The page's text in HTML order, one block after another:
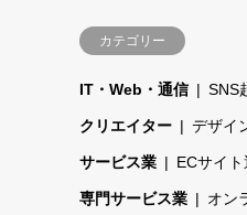
カテゴリー
IT・Web・通信 SNS
クリエイター デザイ
サービス業 ECサイ
専門サービス業 オン